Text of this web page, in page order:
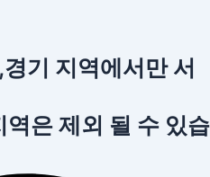
기 지역에서만 서
은 제외 될 수 있습